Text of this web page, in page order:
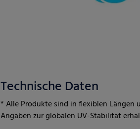
Technische Daten
* Alle Produkte sind in flexiblen Längen
Angaben zur globalen UV-Stabilität